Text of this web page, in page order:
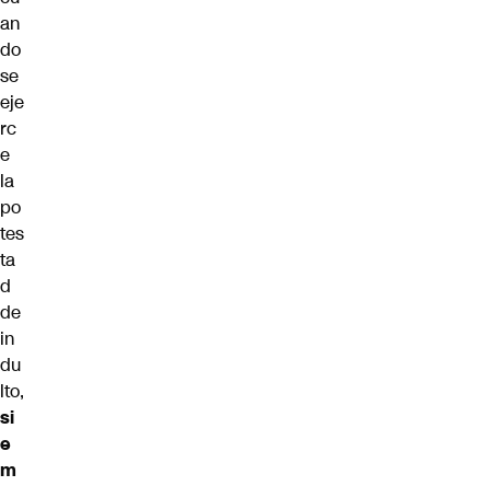
an
do
se
eje
rc
e
la
po
tes
ta
d
de
in
du
lto,
si
e
m